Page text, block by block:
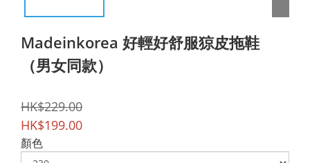
Madeinkorea 好輕好舒服猄皮拖鞋
（男女同款）
HK$229.00
HK$199.00
顏色